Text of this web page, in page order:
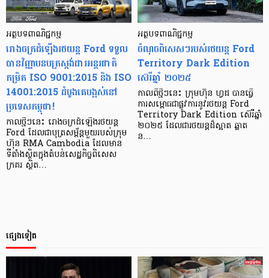
អត្ថបទពាណិជ្ជកម្ម
រោងចក្រដំឡើងរថយន្ត Ford ទទួល
បានវិញ្ញាបនបត្រស្តង់ដារអន្តរជាតិ
កម្រិត ISO 9001:2015 និង ISO
14001:2015 ដំបូងគេបង្អស់នៅ
ប្រទេសកម្ពុជា!
កាលថ្មីៗនេះ រោងចក្រដំឡើងរថយន្ត
Ford ដែលជាបុត្រសម្ព័ន្តមួយរបស់ក្រុម
ហ៊ុន RMA Cambodia ដែលមាន
ទីតាំងស្ថិតក្នុងតំបន់សេដ្ឋកិច្ចពិសេស
ក្រគរ ស្ថិត…
អត្ថបទពាណិជ្ជកម្ម
ចំណុចពិសេសៗរបស់រថយន្ត Ford
Territory Dark Edition
ស៊េរីឆ្នាំ ២០២៥
កាលពីថ្មីៗនេះ ក្រុមហ៊ុន ហ្វដ បានធ្វើ
ការសម្ពោធជាផ្លូវការនូវរថយន្ត Ford
Territory Dark Edition ស៊េរីឆ្នាំ
២០២៥ ដែលជារថយន្តដ៏ស្អាត ឆ្លាត
ន…
ផ្សេងទៀត